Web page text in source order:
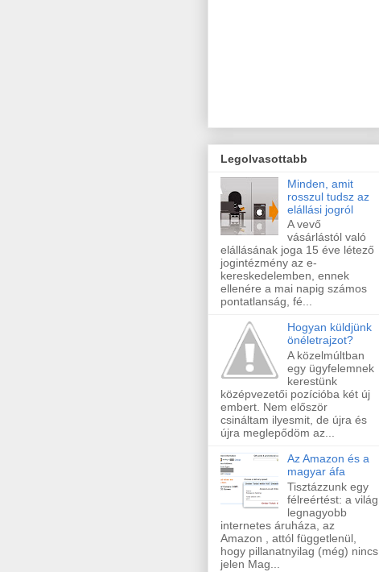
Legolvasottabb
Minden, amit
rosszul tudsz az
elállási jogról
A vevő
vásárlástól való
elállásának joga 15 éve létező
jogintézmény az e-
kereskedelemben, ennek
ellenére a mai napig számos
pontatlanság, fé...
Hogyan küldjünk
önéletrajzot?
A közelmúltban
egy ügyfelemnek
kerestünk
középvezetői pozícióba két új
embert. Nem először
csináltam ilyesmit, de újra és
újra meglepődöm az...
Az Amazon és a
magyar áfa
Tisztázzunk egy
félreértést: a világ
legnagyobb
internetes áruháza, az
Amazon , attól függetlenül,
hogy pillanatnyilag (még) nincs
jelen Mag...